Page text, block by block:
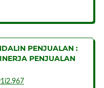
PENJUALAN :
PENJUALAN